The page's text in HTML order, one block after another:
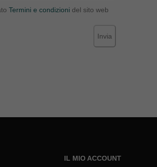
Termini e condizioni del sito web
Invia
IL MIO ACCOUNT